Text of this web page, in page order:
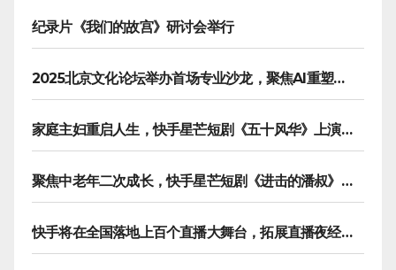
纪录片《我们的故宫》研讨会举行
2025北京文化论坛举办首场专业沙龙，聚焦AI重塑内容生产
家庭主妇重启人生，快手星芒短剧《五十风华》上演中年大女主逆袭
聚焦中老年二次成长，快手星芒短剧《进击的潘叔》诠释银发力量
快手将在全国落地上百个直播大舞台，拓展直播夜经济生态